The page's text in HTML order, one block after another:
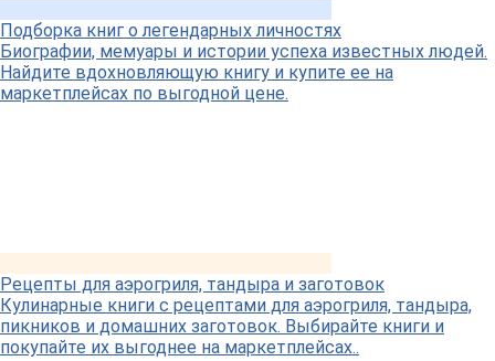
Подборка книг о легендарных личностях
Биографии, мемуары и истории успеха известных людей.
Найдите вдохновляющую книгу и купите ее на
маркетплейсах по выгодной цене.
Рецепты для аэрогриля, тандыра и заготовок
Кулинарные книги с рецептами для аэрогриля, тандыра,
пикников и домашних заготовок. Выбирайте книги и
покупайте их выгоднее на маркетплейсах..